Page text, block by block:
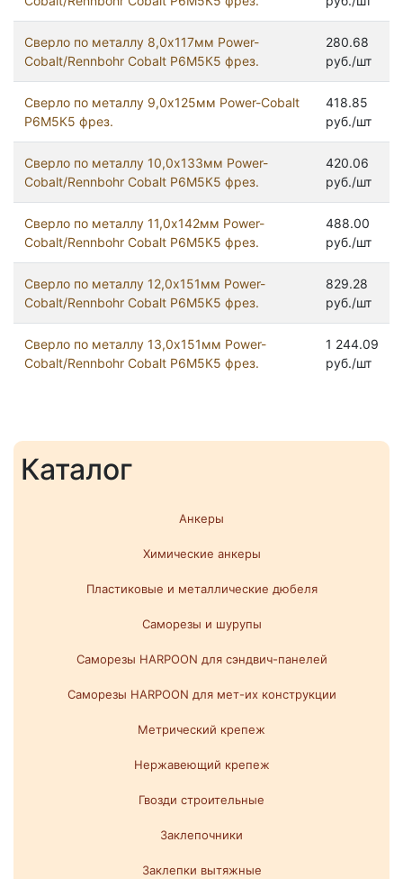
Каталог
Анкеры
Химические анкеры
Пластиковые и металлические дюбеля
Саморезы и шурупы
Саморезы HARPOON для сэндвич-панелей
Саморезы HARPOON для мет-их конструкции
Метрический крепеж
Нержавеющий крепеж
Гвозди строительные
Заклепочники
Заклепки вытяжные
Сверло по металлу 8,0х117мм Power-
Cobalt/Rennbohr Cobalt Р6М5К5 фрез.
280.68
руб./шт
Сверло по металлу 9,0х125мм Power-Cobalt
Р6М5К5 фрез.
418.85
руб./шт
Сверло по металлу 10,0х133мм Power-
Cobalt/Rennbohr Cobalt Р6М5К5 фрез.
420.06
руб./шт
Сверло по металлу 11,0х142мм Power-
Cobalt/Rennbohr Cobalt Р6М5К5 фрез.
488.00
руб./шт
Сверло по металлу 12,0х151мм Power-
Cobalt/Rennbohr Cobalt Р6М5К5 фрез.
829.28
руб./шт
Сверло по металлу 13,0х151мм Power-
Cobalt/Rennbohr Cobalt Р6М5К5 фрез.
1 244.09
руб./шт